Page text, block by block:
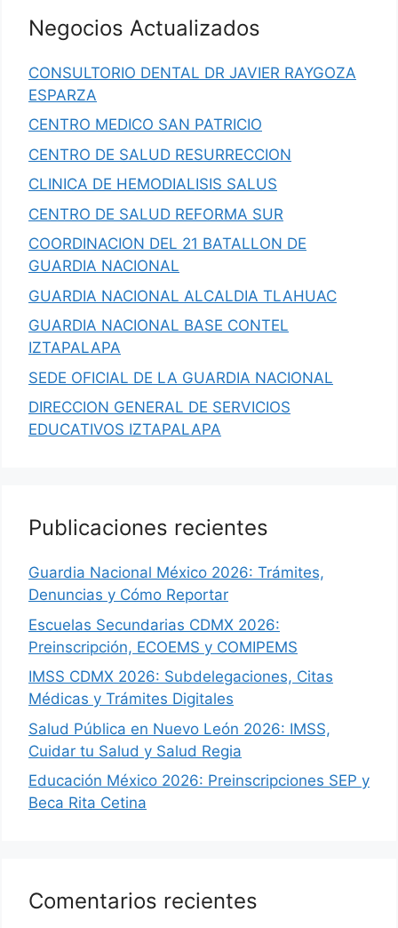
Negocios Actualizados
CONSULTORIO DENTAL DR JAVIER RAYGOZA
ESPARZA
CENTRO MEDICO SAN PATRICIO
CENTRO DE SALUD RESURRECCION
CLINICA DE HEMODIALISIS SALUS
CENTRO DE SALUD REFORMA SUR
COORDINACION DEL 21 BATALLON DE
GUARDIA NACIONAL
GUARDIA NACIONAL ALCALDIA TLAHUAC
GUARDIA NACIONAL BASE CONTEL
IZTAPALAPA
SEDE OFICIAL DE LA GUARDIA NACIONAL
DIRECCION GENERAL DE SERVICIOS
EDUCATIVOS IZTAPALAPA
Publicaciones recientes
Guardia Nacional México 2026: Trámites,
Denuncias y Cómo Reportar
Escuelas Secundarias CDMX 2026:
Preinscripción, ECOEMS y COMIPEMS
IMSS CDMX 2026: Subdelegaciones, Citas
Médicas y Trámites Digitales
Salud Pública en Nuevo León 2026: IMSS,
Cuidar tu Salud y Salud Regia
Educación México 2026: Preinscripciones SEP y
Beca Rita Cetina
Comentarios recientes